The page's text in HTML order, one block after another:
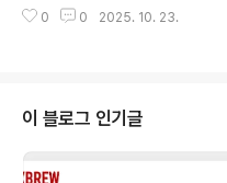
다. 이후 카오드 필드를 통해서 카드를
데려가야 하는 0순위는 칼리페, 메이린
미를 주기 때문이다.칼리페는 3성 특
사용시 자동으로 발동하는 조건이 너
라 파티의 생존력도 함께 챙결 수 있
고 할 수 있다.(필자도 우현히 린을 얻
0 0 2025. 10. 23.
이 블로그 인기글